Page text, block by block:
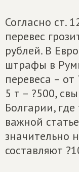
Согласно ст.
перевес
рублей. В
штрафы в
перевеса –
5 т – ?500,
Болгарии, где
важной
значительно
составляют